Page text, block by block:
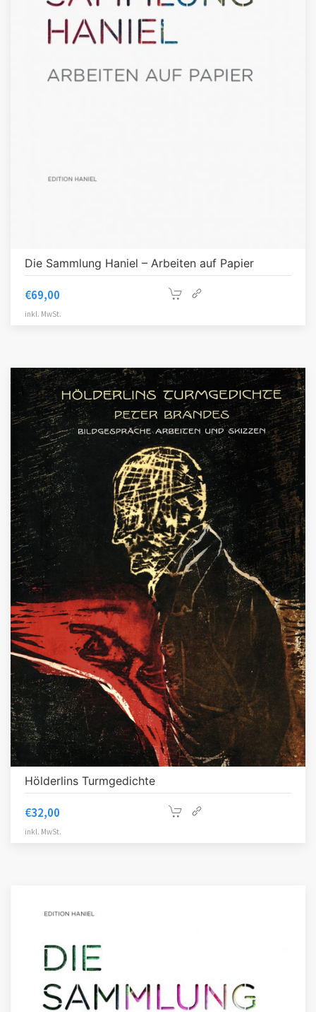
Die Sammlung Haniel – Arbeiten auf Papier
€69,00
inkl. MwSt.
Hölderlins Turmgedichte
€32,00
inkl. MwSt.